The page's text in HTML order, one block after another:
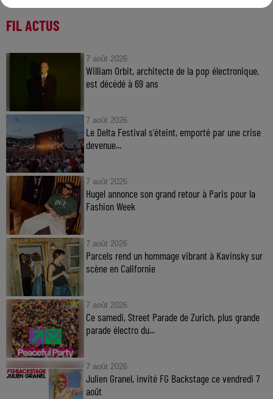
FIL ACTUS
7 août 2026
William Orbit, architecte de la pop électronique,
est décédé à 69 ans
7 août 2026
Le Delta Festival s'éteint, emporté par une crise
devenue...
7 août 2026
Hugel annonce son grand retour à Paris pour la
Fashion Week
7 août 2026
Parcels rend un hommage vibrant à Kavinsky sur
scène en Californie
7 août 2026
Ce samedi, Street Parade de Zurich, plus grande
parade électro du...
7 août 2026
Julien Granel, invité FG Backstage ce vendredi 7
août